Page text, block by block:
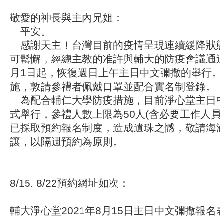
敬愛的神長與主內兄姐：
平安。
感謝天主！台灣目前的疫情呈現連續緩降狀
可鬆懈，經總主教的准許與輔大的防疫會議
月1日起，恢復週日上午主日中文彌撒的舉行
施，敦請參禮者佩戴口罩並配合實名制登錄。
為配合輔仁大學防疫措施，目前淨心堂主日
式舉行，參禮人數上限為50人(含必要工作人
已採取預約報名制度，造成遺珠之憾，敬請海
讓，以隔週預約為原則。
8/15. 8/22預約網址如次：
輔大淨心堂2021年8月15日主日中文彌撒報名